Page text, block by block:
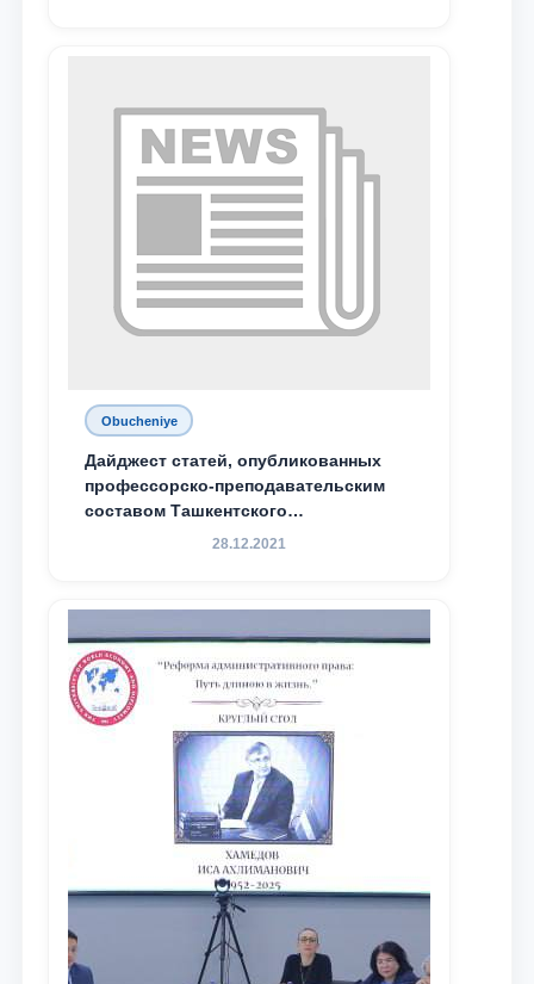
Obucheniye
Дайджест статей, опубликованных
профессорско-преподавательским
составом Ташкентского
государственного юридического
доведения до международного
сообщества результатов реформ и
исследований в сфере
противодействия коррупции
28.12.2021